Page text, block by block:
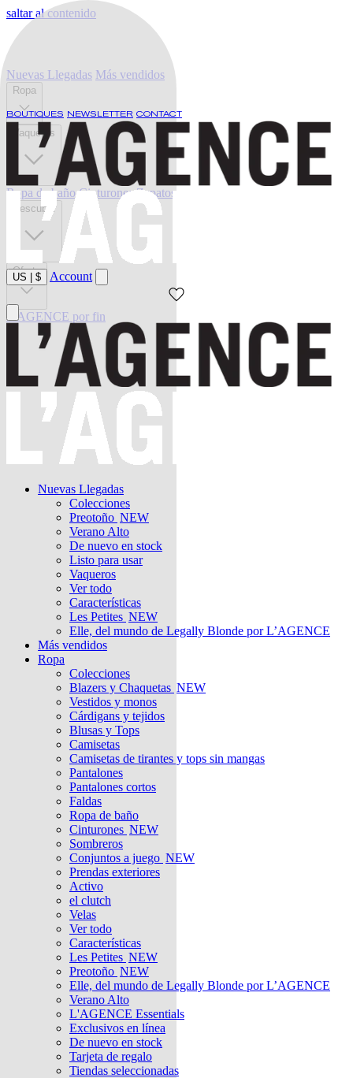
saltar al contenido
BOUTIQUES NEWSLETTER CONTACT
US $ Account
Nuevas Llegadas
Colecciones
Preotoño NEW
Verano Alto
De nuevo en stock
Listo para usar
Vaqueros
Ver todo
Características
Les Petites NEW
Elle, del mundo de Legally Blonde por L’AGENCE
Más vendidos
Ropa
Colecciones
Blazers y Chaquetas NEW
Vestidos y monos
Cárdigans y tejidos
Blusas y Tops
Camisetas
Camisetas de tirantes y tops sin mangas
Pantalones
Pantalones cortos
Faldas
Ropa de baño
Cinturones NEW
Sombreros
Conjuntos a juego NEW
Prendas exteriores
Activo
el clutch
Velas
Ver todo
Características
Les Petites NEW
Preotoño NEW
Elle, del mundo de Legally Blonde por L’AGENCE
Verano Alto
L'AGENCE Essentials
Exclusivos en línea
De nuevo en stock
Tarjeta de regalo
Tiendas seleccionadas
Nuevas Llegadas Más vendidos
Ropa
Vaqueros
Ropa de baño Cinturones Zapatos
Descubrir
Oferta
L'AGENCE por fin